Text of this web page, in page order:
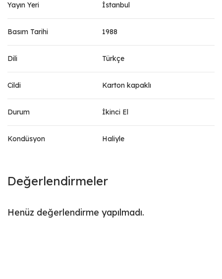
Yayın Yeri İstanbul
Basım Tarihi 1988
Dili Türkçe
Cildi Karton kapaklı
Durum İkinci El
Kondüsyon Haliyle
Değerlendirmeler
Henüz değerlendirme yapılmadı.